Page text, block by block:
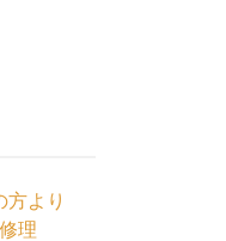
方より
理